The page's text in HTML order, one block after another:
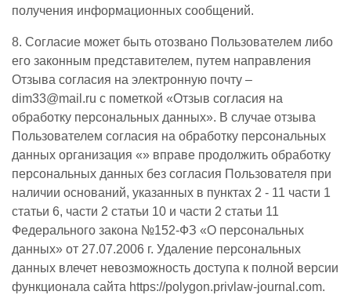
получения информационных сообщений.
8. Согласие может быть отозвано Пользователем либо
его законным представителем, путем направления
Отзыва согласия на электронную почту –
dim33@mail.ru с пометкой «Отзыв согласия на
обработку персональных данных». В случае отзыва
Пользователем согласия на обработку персональных
данных организация «» вправе продолжить обработку
персональных данных без согласия Пользователя при
наличии оснований, указанных в пунктах 2 - 11 части 1
статьи 6, части 2 статьи 10 и части 2 статьи 11
Федерального закона №152-ФЗ «О персональных
данных» от 27.07.2006 г. Удаление персональных
данных влечет невозможность доступа к полной версии
функционала сайта https://polygon.privlaw-journal.com.